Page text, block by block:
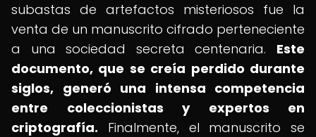
subastas de artefactos misteriosos fue la
venta de un manuscrito cifrado perteneciente
a una sociedad secreta centenaria. Este
documento, que se creía perdido durante
siglos, generó una intensa competencia
entre coleccionistas y expertos en
criptografía. Finalmente, el manuscrito se